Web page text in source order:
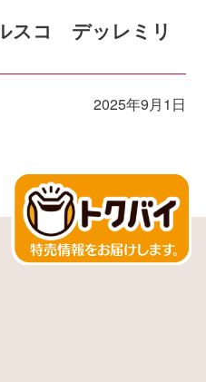
スコ デッレミリ
2025年9月1日